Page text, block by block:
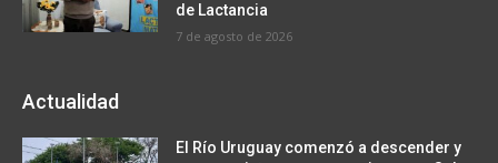
de Lactancia
7 de agosto de 2026
Actualidad
El Río Uruguay comenzó a descender y